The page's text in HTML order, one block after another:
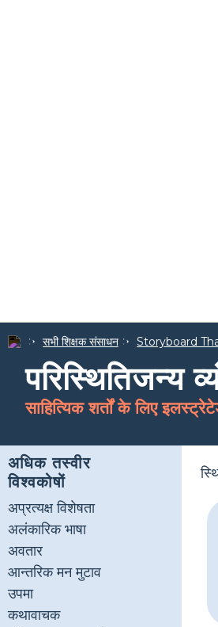
सभी शिक्षक संसाधन Storyboard
परिस्थितिजन्य
साहित्यिक शर्तों के लिए
अधिक तस्वीर
विश्वकोषों
अप्रत्यक्ष विशेषता
अलंकारिक भाषा
अवतार
आन्तरिक मन मुटाव
उपमा
कथावाचक